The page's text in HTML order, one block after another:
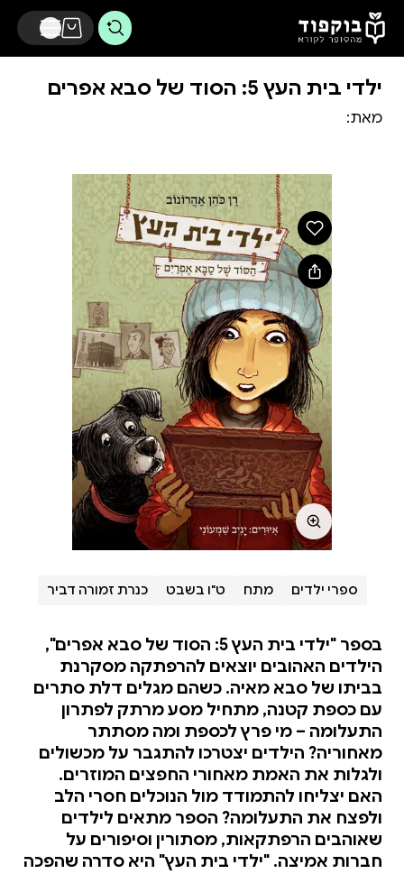
דלג לתוכן הראשי
ילדי בית העץ 5: הסוד של סבא אפרים
מאת:
ספרי ילדים מתח ט"ו בשבט כנרת זמורה דביר
בספר "ילדי בית העץ 5: הסוד של סבא אפרים",
הילדים האהובים יוצאים להרפתקה מסקרנת
בביתו של סבא מאיה. כשהם מגלים דלת סתרים
עם כספת קטנה, מתחיל מסע מרתק לפתרון
התעלומה – מי פרץ לכספת ומה מסתתר
מאחוריה? הילדים יצטרכו להתגבר על מכשולים
ולגלות את האמת מאחורי החפצים המוזרים.
האם יצליחו להתמודד מול הנוכלים חסרי הלב
ולפצח את התעלומה? הספר מתאים לילדים
שאוהבים הרפתקאות, מסתורין וסיפורים על
חברות אמיצה. "ילדי בית העץ" היא סדרה שהפכה